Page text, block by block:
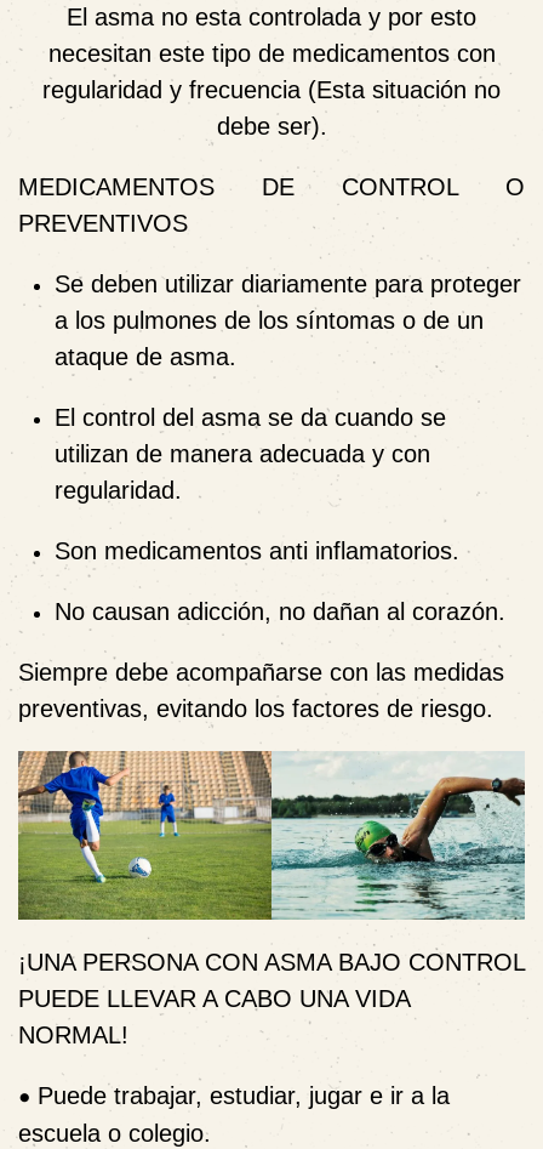
El asma no esta controlada y por esto
necesitan este tipo de medicamentos con
regularidad y frecuencia (Esta situación no
debe ser).
MEDICAMENTOS DE CONTROL O
PREVENTIVOS
Se deben utilizar diariamente para proteger
a los pulmones de los síntomas o de un
ataque de asma.
El control del asma se da cuando se
utilizan de manera adecuada y con
regularidad.
Son medicamentos anti inflamatorios.
No causan adicción, no dañan al corazón.
Siempre debe acompañarse con las medidas
preventivas, evitando los factores de riesgo.
¡UNA PERSONA CON ASMA BAJO CONTROL
PUEDE LLEVAR A CABO UNA VIDA
NORMAL!
• Puede trabajar, estudiar, jugar e ir a la
escuela o colegio.